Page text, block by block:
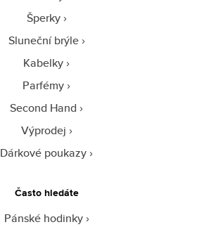
Šperky
Sluneční brýle
Kabelky
Parfémy
Second Hand
Výprodej
Dárkové poukazy
Často hledáte
Pánské hodinky